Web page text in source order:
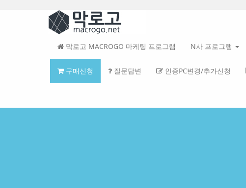
메
뉴
토
막로고 MACROGO 마케팅 프로그램 N사 프로그램
구매신청 질문답변 인증PC변경/추가신청